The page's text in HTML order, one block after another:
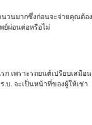
วนมากซึ่งก่อนจะจ่ายคุณต้
ย์ผ่อนต่อหรือไม่
เพราะรถยนต์เปรียบเส
บ. จะเป็นหน้าที่ของผู้ให้เช่า